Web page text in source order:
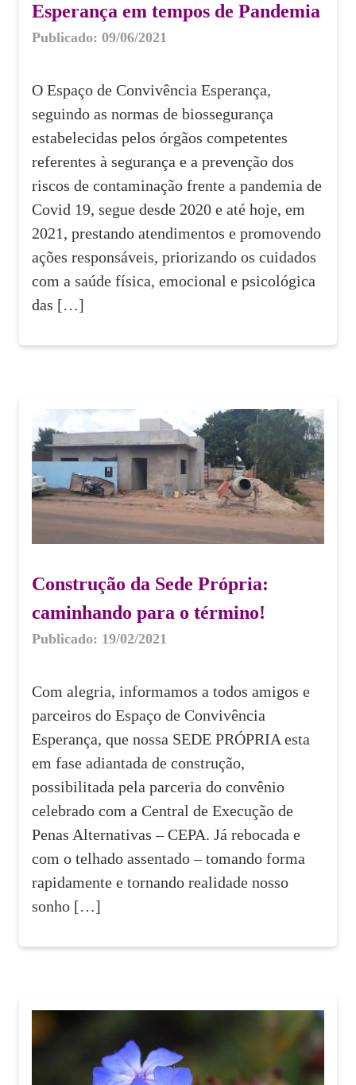
Esperança em tempos de Pandemia
Publicado: 09/06/2021
O Espaço de Convivência Esperança,
seguindo as normas de biossegurança
estabelecidas pelos órgãos competentes
referentes à segurança e a prevenção dos
riscos de contaminação frente a pandemia de
Covid 19, segue desde 2020 e até hoje, em
2021, prestando atendimentos e promovendo
ações responsáveis, priorizando os cuidados
com a saúde física, emocional e psicológica
das […]
Construção da Sede Própria:
caminhando para o término!
Publicado: 19/02/2021
Com alegria, informamos a todos amigos e
parceiros do Espaço de Convivência
Esperança, que nossa SEDE PRÓPRIA esta
em fase adiantada de construção,
possibilitada pela parceria do convênio
celebrado com a Central de Execução de
Penas Alternativas – CEPA. Já rebocada e
com o telhado assentado – tomando forma
rapidamente e tornando realidade nosso
sonho […]